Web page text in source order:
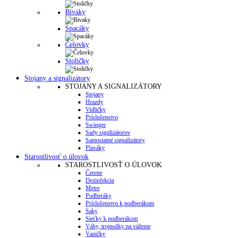
Bivaky
Spacáky
Čelovky
Stoličky
Stojany a signalizátory
STOJANY A SIGNALIZÁTORY
Stojany
Hrazdy
Vidličky
Príslušenstvo
Swingre
Sady signlizátorov
Samostatné signalizátory
Plaváky
Starostlivosť o úlovok
STAROSTLIVOSŤ O ÚLOVOK
Čerene
Dezinfekcia
Metre
Podberáky
Príslušenstvo k podberákom
Saky
Sieťky k podberákom
Váhy, trojnožky na váženie
Vaničky